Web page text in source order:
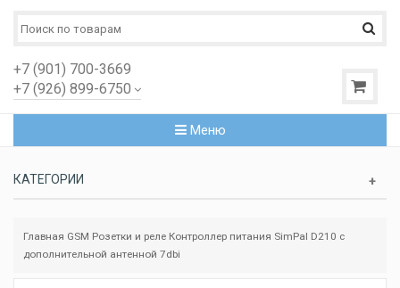
+7 (901) 700-3669
+7 (926) 899-6750
Меню
КАТЕГОРИИ
Главная GSM Розетки и реле Контроллер питания SimPal D210 с
дополнительной антенной 7dbi